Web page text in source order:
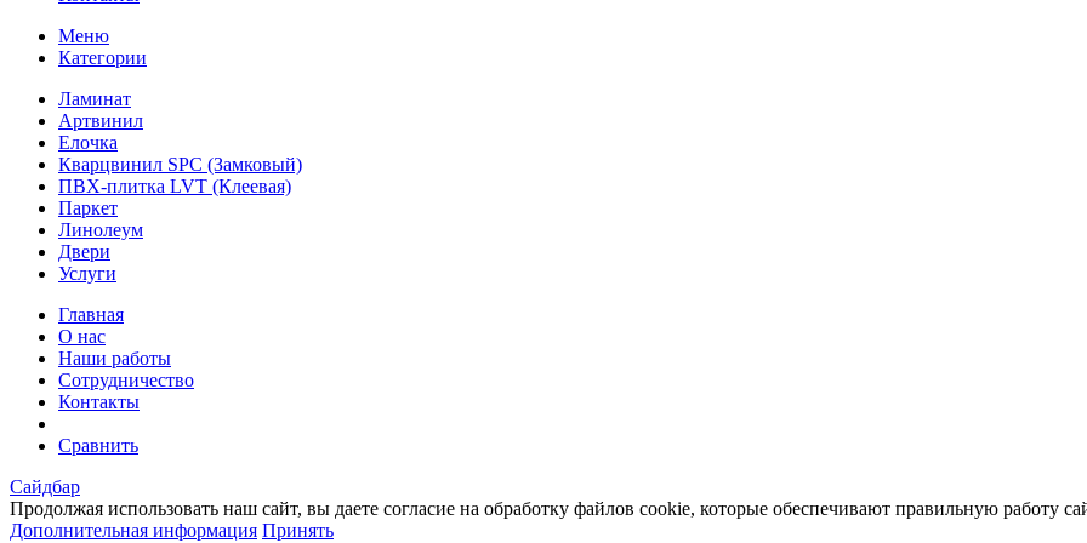
Меню
Категории
Ламинат
Артвинил
Елочка
Кварцвинил SPC (Замковый)
ПВХ-плитка LVT (Клеевая)
Паркет
Линолеум
Двери
Услуги
Главная
О нас
Наши работы
Сотрудничество
Контакты
Сравнить
Сайдбар
Продолжая использовать наш сайт, вы даете согласие на обработку файлов cookie, которые обеспечивают правильную работу
Дополнительная информация Принять